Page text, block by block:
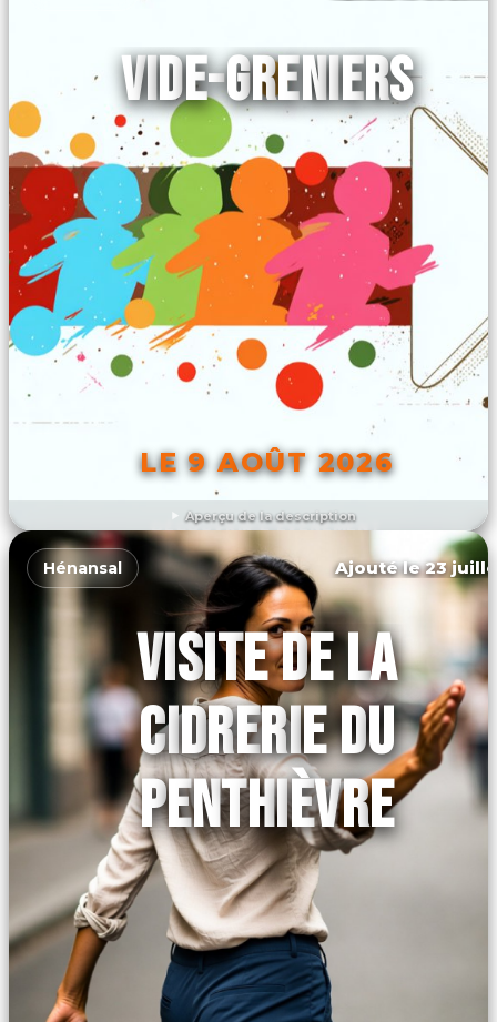
Aperçu de la description
VIDE-GRENIERS
LE 9 AOÛT 2026
DÉCOUVRIR L'ÉVÉNEMENT
Hénansal Ajouté le 23
VISITE DE LA
CIDRERIE DU
PENTHIÈVRE